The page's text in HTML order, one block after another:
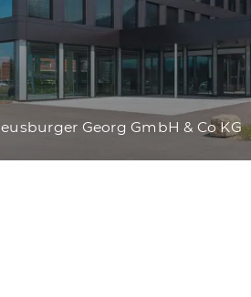
Georg GmbH & Co KG